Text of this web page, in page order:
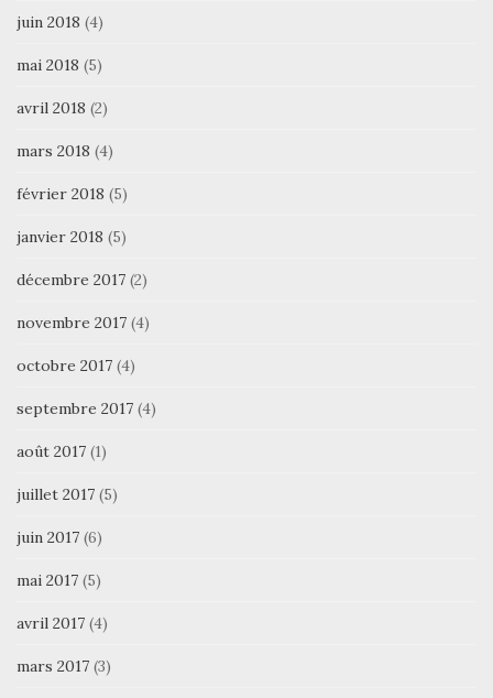
juin 2018 (4)
mai 2018 (5)
avril 2018 (2)
mars 2018 (4)
février 2018 (5)
janvier 2018 (5)
décembre 2017 (2)
novembre 2017 (4)
octobre 2017 (4)
septembre 2017 (4)
août 2017 (1)
juillet 2017 (5)
juin 2017 (6)
mai 2017 (5)
avril 2017 (4)
mars 2017 (3)